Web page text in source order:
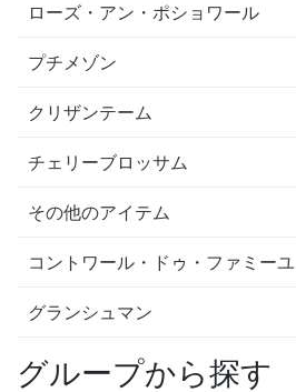
ローズ・アン・ポショワール
プチメゾン
クリザンテーム
チェリーブロッサム
その他のアイテム
コントワール・ドゥ・ファミーユ
グランシュマン
グループから探す